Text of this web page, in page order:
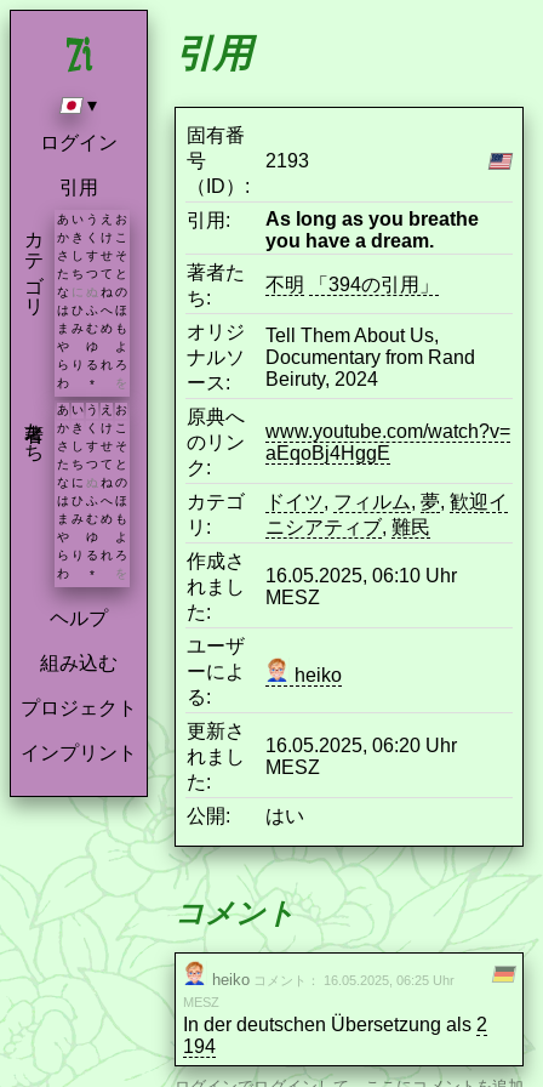
▾
ログイン
引用
カテゴリ あ い う え お
か き く け こ
さ し す せ そ
た ち つ て と
な に ぬ ね の
は ひ ふ へ ほ
ま み む め も
や
ゆ
よ
ら り る れ ろ
わ
* を
著者たち あ い う え お
か き く け こ
さ
し す せ そ
た ち つ て と
な に ぬ ね の
は ひ ふ へ ほ
ま み む め も
や
ゆ
よ
ら り る れ ろ
わ
* を
ヘルプ
組み込む
プロジェクト
インプリント
引用
固有番
号
（ID）:
2193
引用:
As long as you breathe
you have a dream.
著者た
ち:
不明 「394の引用」
オリジ
ナルソ
ース:
Tell Them About Us,
Documentary from Rand
Beiruty, 2024
原典へ
のリン
ク:
www.youtube.com/watch?v=
aEqoBj4HggE
カテゴ
リ:
ドイツ, フィルム, 夢, 歓迎イ
ニシアティブ, 難民
作成さ
れまし
た:
16.05.2025, 06:10 Uhr
MESZ
ユーザ
ーによ
る:
heiko
更新さ
れまし
た:
16.05.2025, 06:20 Uhr
MESZ
公開: はい
コメント
heiko コメント： 16.05.2025, 06:25 Uhr
MESZ
In der deutschen Übersetzung als 2
194